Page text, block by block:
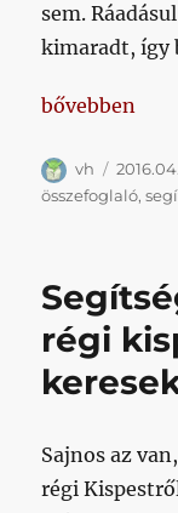
sem.
kimaradt, így
„Most
bővebben
Szerző
vh
összefoglaló,
régi
Sajnos az
régi